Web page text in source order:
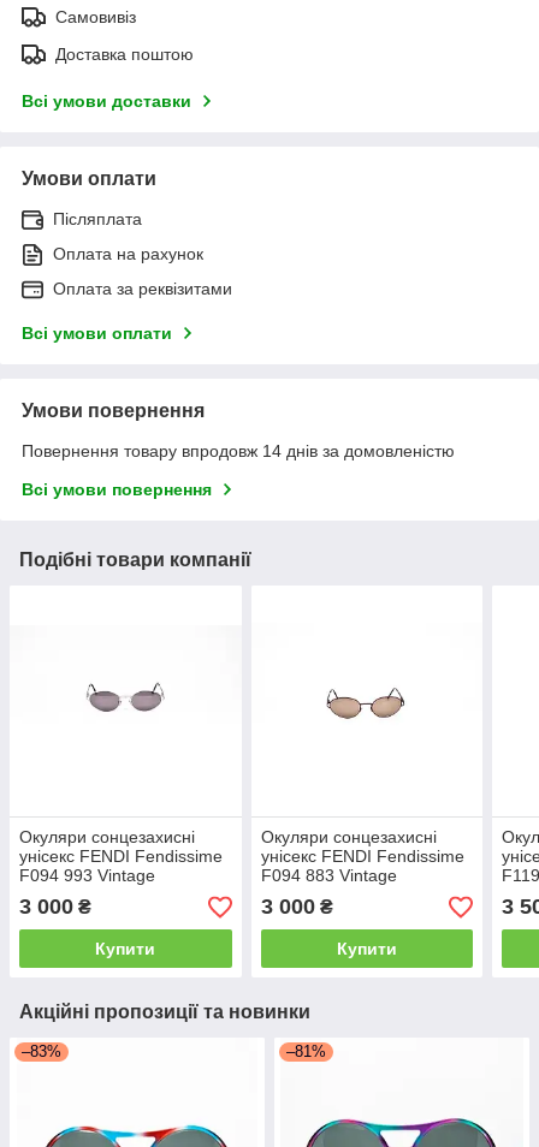
Самовивіз
Доставка поштою
Всі умови доставки
Умови оплати
Післяплата
Оплата на рахунок
Оплата за реквізитами
Всі умови оплати
Умови повернення
Повернення товару впродовж 14 днів за домовленістю
Всі умови повернення
Подібні товари компанії
Окуляри сонцезахисні
унісекс FENDI Fendissime
F094 993 Vintage
3 000 ₴
Купити
Окуляри сонцезахисні
унісекс FENDI Fendissime
F094 883 Vintage
3 000₴
Купити
3
Акційні пропозиції та новинки
–83% –81%